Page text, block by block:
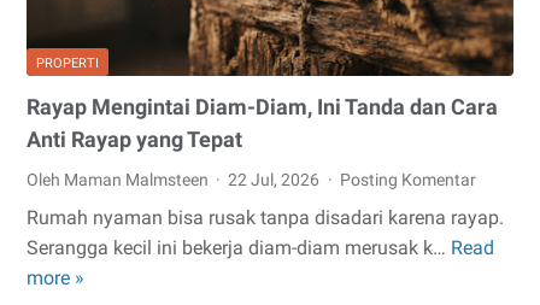
PROPERTI
Rayap Mengintai Diam-Diam, Ini Tanda dan Cara
Anti Rayap yang Tepat
Oleh Maman Malmsteen 22 Jul, 2026 Posting Komentar
Rumah nyaman bisa rusak tanpa disadari karena rayap.
Serangga kecil ini bekerja diam-diam merusak k… Read
more »